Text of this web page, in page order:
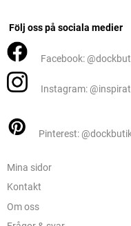
Följ oss på sociala medier
Facebook:
Instagram:
Pinterest:
Mina sidor
Kontakt
Om oss